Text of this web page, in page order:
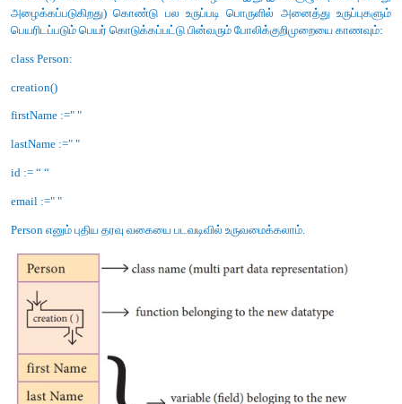
கொள்ள வேண்டியதில்லை. இதை வேறு ஒருவர் நமக்காக
என்று கருதிக் கொள்ள வேண்டும். பயனர்
செயல்படுத்தப்படுகின்றது என்பது தெரிந்து வைத்திருக்க
(viii) மேலே காணும் குறிமுறையில், ஆக்கி மற்றும்
குறிமுறையில், cityயின் பொருளை உருவாக்கும் செயற்கூறு,
city = makecity(name, lat, lon) இங்கு makecity(name, lat,
எனும் பொருளை உருவாக்குகிறது.